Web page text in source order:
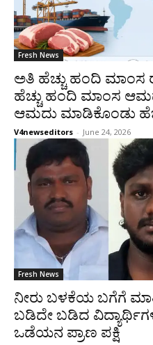
Fresh News
ಅತಿ ಹೆಚ್ಚು ಹಂದಿ ಮಾಂಸ
ಹೆಚ್ಚು ಹಂದಿ ಮಾಂಸ
ಆಮದು ಮಾಡಿಕೊಂಡು
V4newseditors - June 24, 2026
Fresh News
ನೀರು ಬಳಕೆಯ ಬಗೆಗೆ
ಬಡಿದೇ ಬಡಿದ
ಒಡೆಯನ ಪ್ರಾಣ ಪಕ್ಷಿ